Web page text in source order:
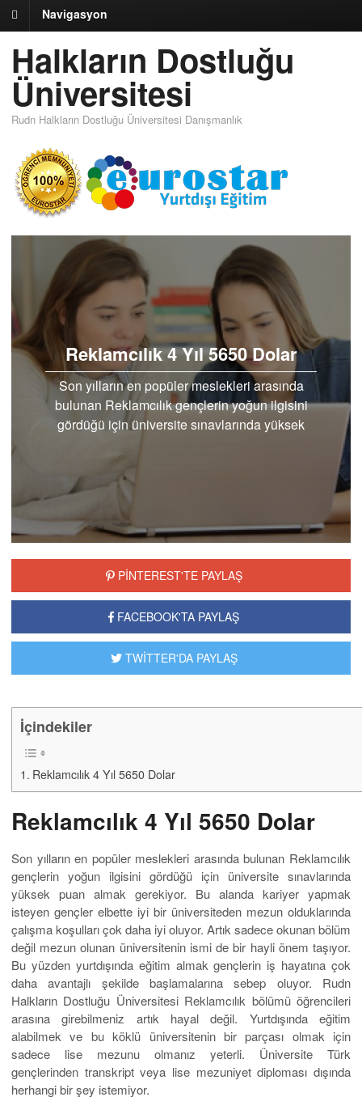
Navigasyon
Halkların Dostluğu
Üniversitesi
Rudn Halkların Dostluğu Üniversitesi Danışmanlık
Reklamcılık 4 Yıl 5650 Dolar
Son yılların en popüler meslekleri arasında
bulunan Reklamcılık gençlerin yoğun ilgisini
gördüğü için üniversite sınavlarında yüksek
PİNTEREST'TE PAYLAŞ
FACEBOOK'TA PAYLAŞ
TWİTTER'DA PAYLAŞ
İçindekiler
Reklamcılık 4 Yıl 5650 Dolar
Reklamcılık 4 Yıl 5650 Dolar
Son yılların en popüler meslekleri arasında bulunan Reklamcılık
gençlerin yoğun ilgisini gördüğü için üniversite sınavlarında
yüksek puan almak gerekiyor. Bu alanda kariyer yapmak
isteyen gençler elbette iyi bir üniversiteden mezun olduklarında
çalışma koşulları çok daha iyi oluyor. Artık sadece okunan bölüm
değil mezun olunan üniversitenin ismi de bir hayli önem taşıyor.
Bu yüzden yurtdışında eğitim almak gençlerin iş hayatına çok
daha avantajlı şekilde başlamalarına sebep oluyor. Rudn
Halkların Dostluğu Üniversitesi Reklamcılık bölümü öğrencileri
arasına girebilmeniz artık hayal değil. Yurtdışında eğitim
alabilmek ve bu köklü üniversitenin bir parçası olmak için
sadece lise mezunu olmanız yeterli. Üniversite Türk
gençlerinden transkript veya lise mezuniyet diploması dışında
herhangi bir şey istemiyor.